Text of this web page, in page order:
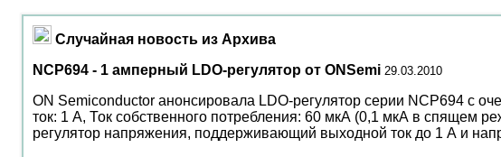
Случайная новость из Архива
NCP694 - 1 амперный LDO-регулятор от ONSemi 29.03.2010
ON Semiconductor анонсировала LDO-регулятор серии NCP694 с
ток: 1 А, Ток собственного потребления: 60 мкА (0,1 мкА в
регулятор напряжения, поддерживающий выходной ток до 1 А и